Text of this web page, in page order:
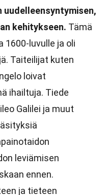
kehitykseen. Tämä
1600-luvulle ja oli
Taiteilijat kuten
loivat
ihailtuja. Tiede
Galilei ja muut
leviämisen
ennen.
ja tieteen